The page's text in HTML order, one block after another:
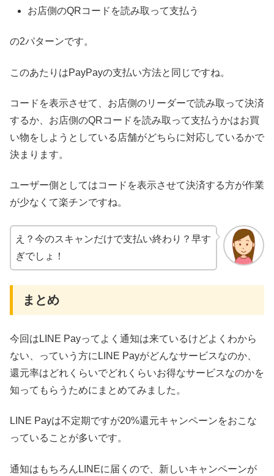
お店側のQRコードを読み取って支払う
の2パターンです。
このあたりはPayPayの支払い方法と同じですね。
コードを表示させて、お店側のリーダーで読み取って決済
するか、お店側のQRコードを読み取って支払うかはお買
い物をしようとしている店舗がどちらに対応しているかで
決まります。
ユーザー側としてはコードを表示させて決済する方が作業
が少なくて楽チンですね。
え？今のスキャンだけで支払い終わり？早す
ぎでしょ！
まとめ
今回はLINE Payってよく通知は来ているけどよくわから
ない、っていう方にLINE Payがどんなサービスなのか、
還元率はどれくらいでどれくらいお得なサービスなのかを
知ってもらうためにまとめてみました。
LINE Payは不定期ですが20%還元キャンペーンをおこな
っていることが多いです。
通知はもちろんLINEに届くので、新しいキャンペーンが